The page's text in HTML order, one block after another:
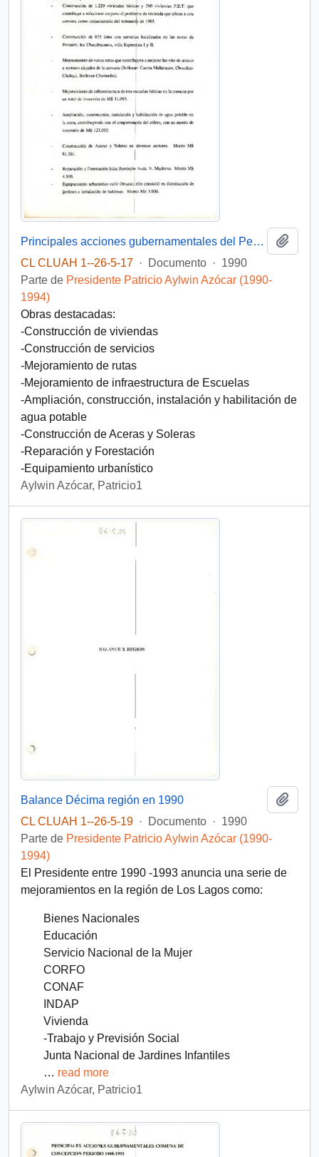
Principales acciones gubernamentales del Período 1990-1993 Comuna de Melipilla
CL CLUAH 1--26-5-17 · Documento · 1990
Parte de Presidente Patricio Aylwin Azócar (1990-
1994)
Obras destacadas:
-Construcción de viviendas
-Construcción de servicios
-Mejoramiento de rutas
-Mejoramiento de infraestructura de Escuelas
-Ampliación, construcción, instalación y habilitación de
agua potable
-Construcción de Aceras y Soleras
-Reparación y Forestación
-Equipamiento urbanístico
Aylwin Azócar, Patricio1
Balance Décima región en 1990
CL CLUAH 1--26-5-19 · Documento · 1990
Parte de Presidente Patricio Aylwin Azócar (1990-
1994)
El Presidente entre 1990 -1993 anuncia una serie de
mejoramientos en la región de Los Lagos como:
Bienes Nacionales
Educación
Servicio Nacional de la Mujer
CORFO
CONAF
INDAP
Vivienda
-Trabajo y Previsión Social
Junta Nacional de Jardines Infantiles
… read more
Aylwin Azócar, Patricio1